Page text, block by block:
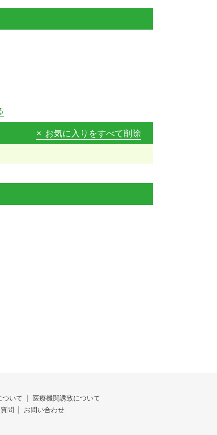
お気に入りをすべて削除
ついて
医療機関誘致について
問
お問い合わせ